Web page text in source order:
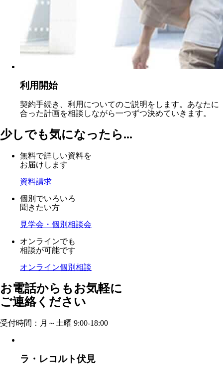
利用開始
契約手続き、利用についてのご説明をします。あなたに
合った計画を相談しながら一つずつ決めていきます。
少しでも気になったら...
無料で詳しい資料を
お届けします
資料請求
個別でいろいろ
聞きたい方
見学会・個別相談会
オンラインでも
相談が可能です
オンライン個別相談
お電話からもお気軽に
ご連絡ください
受付時間：月～土曜 9:00-18:00
ラ・レコルト伏見